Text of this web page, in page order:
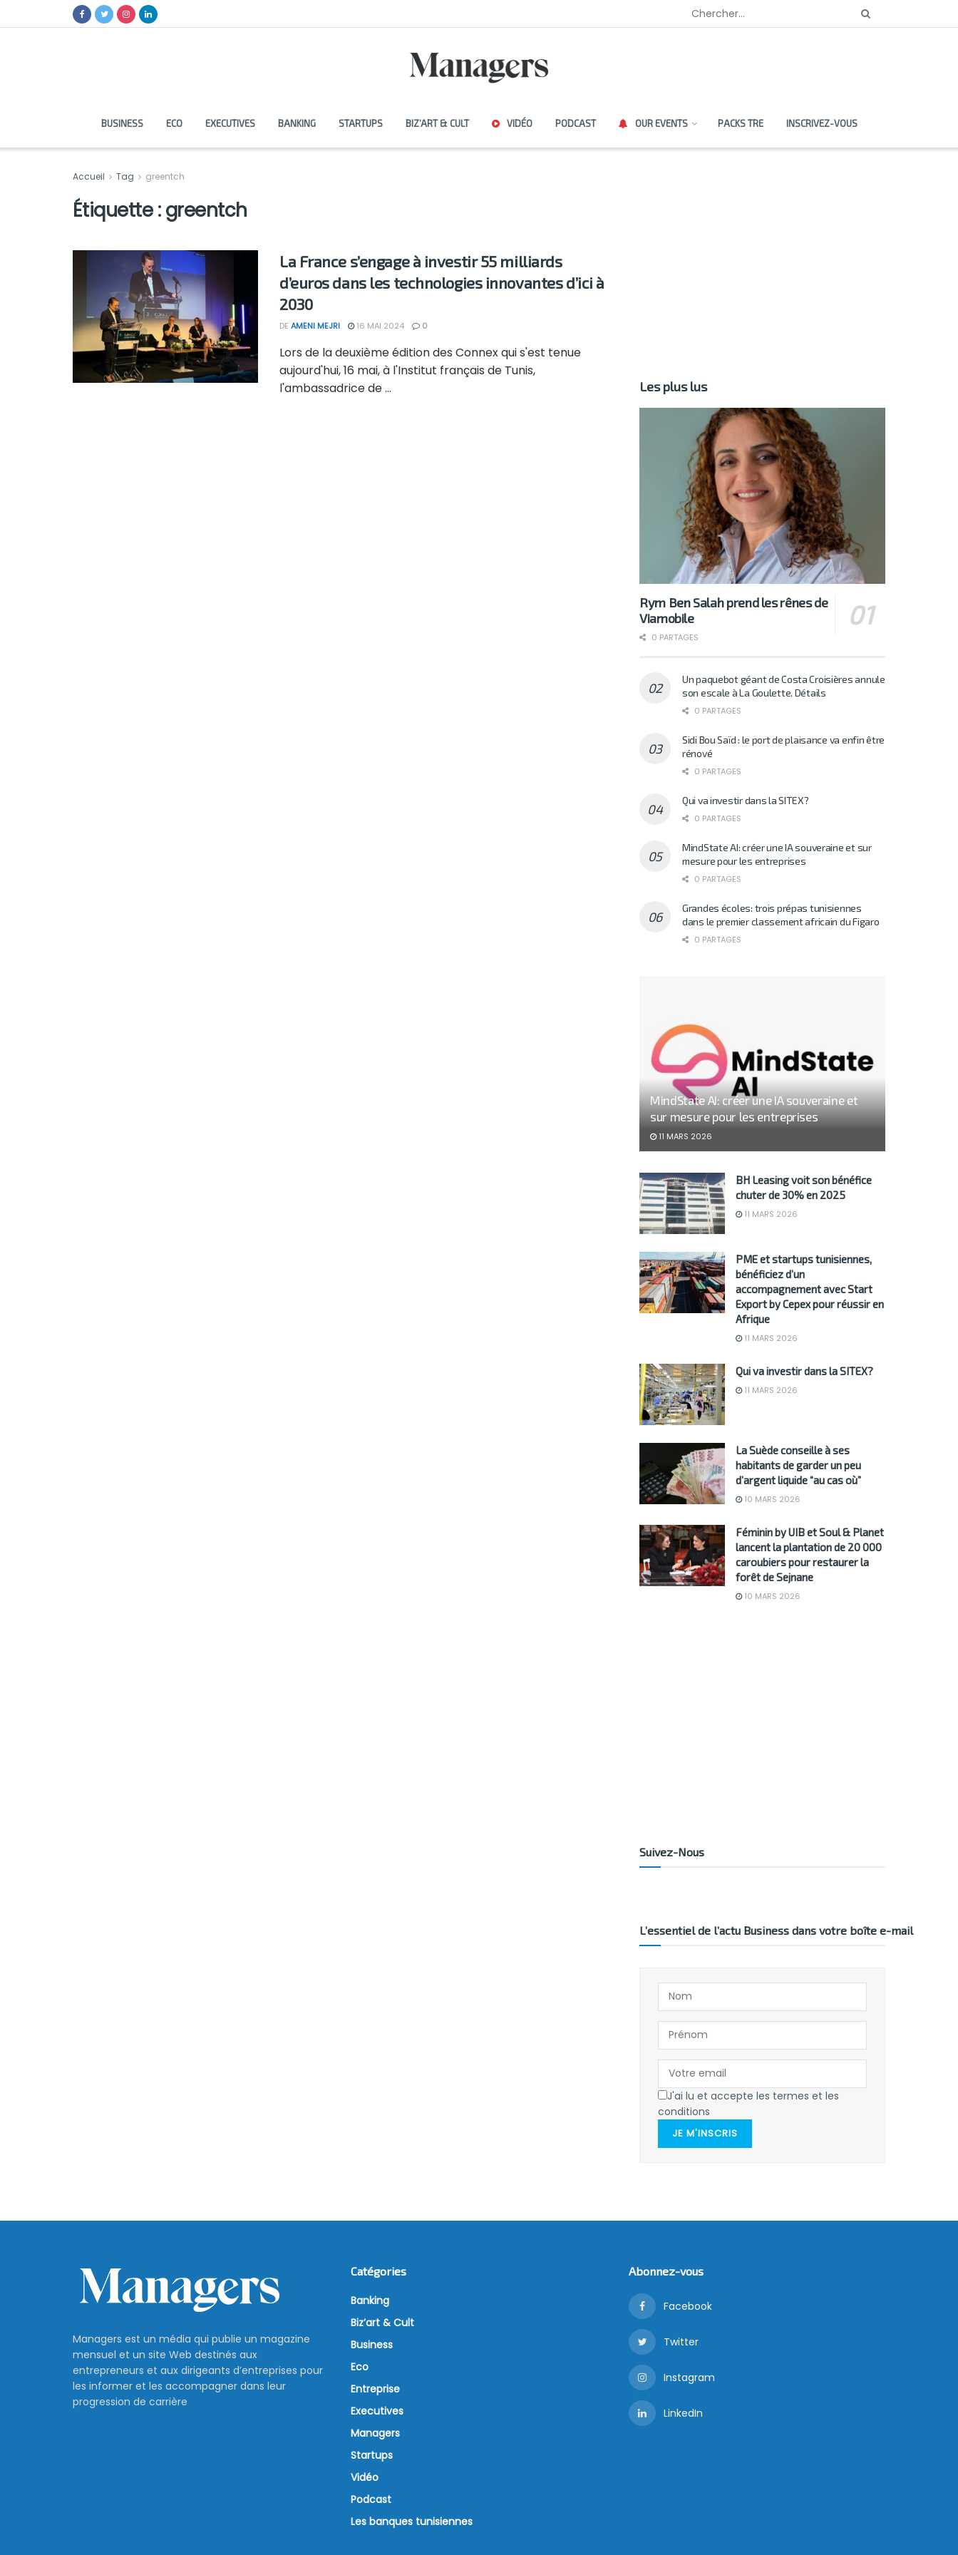
BUSINESS ECO EXECUTIVES BANKING STARTUPS BIZ’ART & CULT VIDÉO PODCAST OUR EVENTS PACKS TRE INSCRIVEZ-VOUS
Accueil Tag greentch
Étiquette :greentch
La France s’engage à investir 55 milliards
d’euros dans les technologies innovantes d’ici à
2030
DE AMENI MEJRI 16 MAI 2024 0
Lors de la deuxième édition des Connex qui s'est tenue
aujourd'hui, 16 mai, à l'Institut français de Tunis,
l'ambassadrice de ...
Les plus lus
Rym Ben Salah prend les rênes de
Viamobile
0 PARTAGES
Un paquebot géant de Costa Croisières annule
son escale à La Goulette. Détails
0 PARTAGES
Sidi Bou Saïd : le port de plaisance va enfin être
rénové
0 PARTAGES
Qui va investir dans la SITEX?
0 PARTAGES
MindState AI: créer une IA souveraine et sur
mesure pour les entreprises
0 PARTAGES
Grandes écoles: trois prépas tunisiennes
dans le premier classement africain du Figaro
0 PARTAGES
MindState AI: créer une IA souveraine et
sur mesure pour les entreprises
11 MARS 2026
BH Leasing voit son bénéfice
chuter de 30% en 2025
11 MARS 2026
PME et startups tunisiennes,
bénéficiez d’un
accompagnement avec Start
Export by Cepex pour réussir en
Afrique
11 MARS 2026
Qui va investir dans la SITEX?
11 MARS 2026
La Suède conseille à ses
habitants de garder un peu
d’argent liquide “au cas où”
10 MARS 2026
Féminin by UIB et Soul & Planet
lancent la plantation de 20 000
caroubiers pour restaurer la
forêt de Sejnane
10 MARS 2026
Suivez-Nous
L’essentiel de l’actu Business dans votre boîte e-mail
J'ai lu et accepte les termes et les
conditions
JE M'INSCRIS
Managers est un média qui publie un magazine
mensuel et un site Web destinés aux
entrepreneurs et aux dirigeants d’entreprises pour
les informer et les accompagner dans leur
progression de carrière
Catégories
Banking
Biz’art & Cult
Business
Eco
Entreprise
Executives
Managers
Startups
Vidéo
Podcast
Les banques tunisiennes
Abonnez-vous
Facebook
Twitter
Instagram
LinkedIn